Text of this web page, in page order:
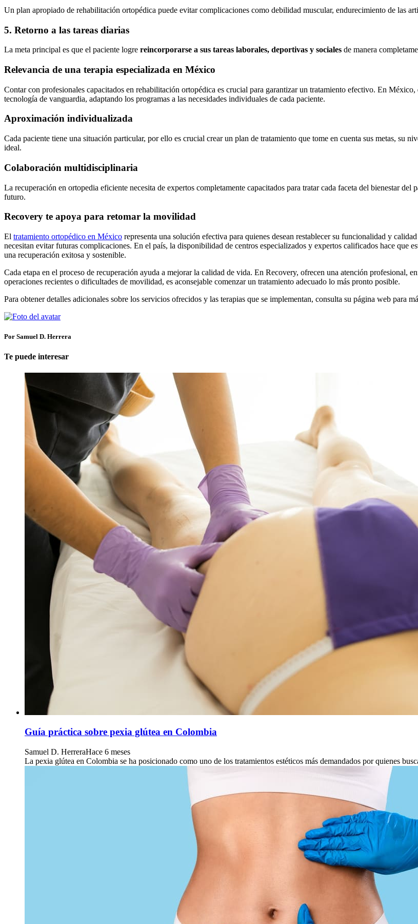
Un plan apropiado de rehabilitación ortopédica puede evitar complicaciones como debilidad muscular, endurecimiento de las
5. Retorno a las tareas diarias
La meta principal es que el paciente logre reincorporarse a sus tareas laborales, deportivas y sociales de manera
Relevancia de una terapia especializada en México
Contar con profesionales capacitados en rehabilitación ortopédica es crucial para garantizar un tratamiento efectivo. En
tecnología de vanguardia, adaptando los programas a las necesidades individuales de cada paciente.
Aproximación individualizada
Cada paciente tiene una situación particular, por ello es crucial crear un plan de tratamiento que tome en cuenta sus metas, su
ideal.
Colaboración multidisciplinaria
La recuperación en ortopedia eficiente necesita de expertos completamente capacitados para tratar cada faceta del bienestar
futuro.
Recovery te apoya para retomar la movilidad
El tratamiento ortopédico en México representa una solución efectiva para quienes desean restablecer su funcionalidad y
necesitan evitar futuras complicaciones. En el país, la disponibilidad de centros especializados y expertos calificados hace que
una recuperación exitosa y sostenible.
Cada etapa en el proceso de recuperación ayuda a mejorar la calidad de vida. En Recovery, ofrecen una atención profesional,
operaciones recientes o dificultades de movilidad, es aconsejable comenzar un tratamiento adecuado lo más pronto posible.
Para obtener detalles adicionales sobre los servicios ofrecidos y las terapias que se implementan, consulta su página web para
Por Samuel D. Herrera
Te puede interesar
Guía práctica sobre pexia glútea en Colombia
Samuel D. HerreraHace 6 meses
La pexia glútea en Colombia se ha posicionado como uno de los tratamientos estéticos más demandados por quienes